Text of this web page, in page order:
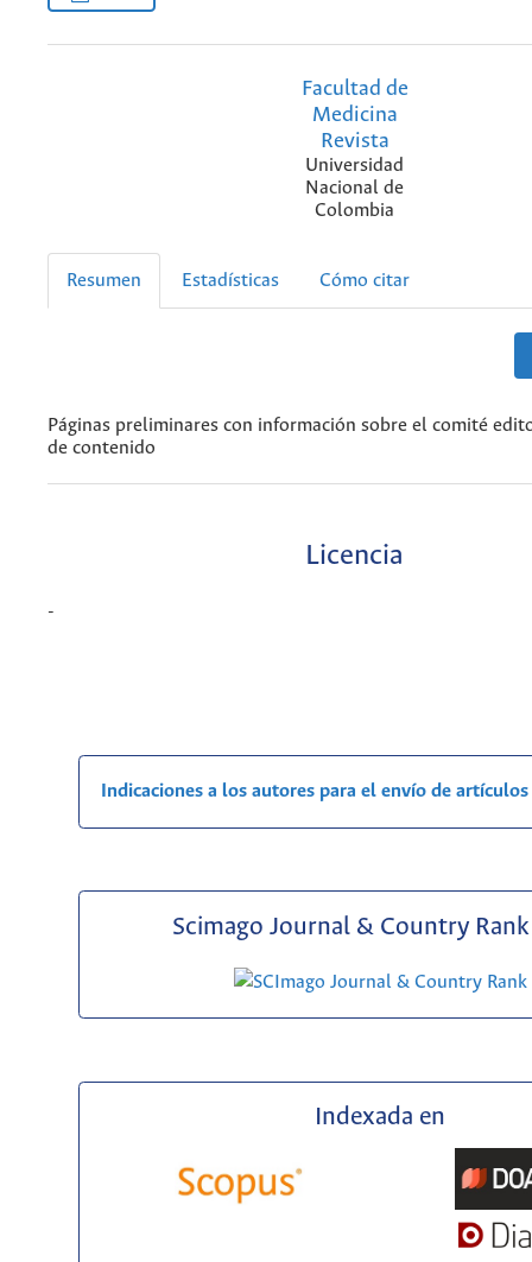
Facultad de
Medicina
Revista
Universidad
Nacional de
Colombia
Resumen Estadísticas Cómo citar
Páginas preliminares con información sobre el comité
de contenido
Licencia
-
Indicaciones a los autores para el envío de artículos
Scimago Journal & Country Rank
Indexada en